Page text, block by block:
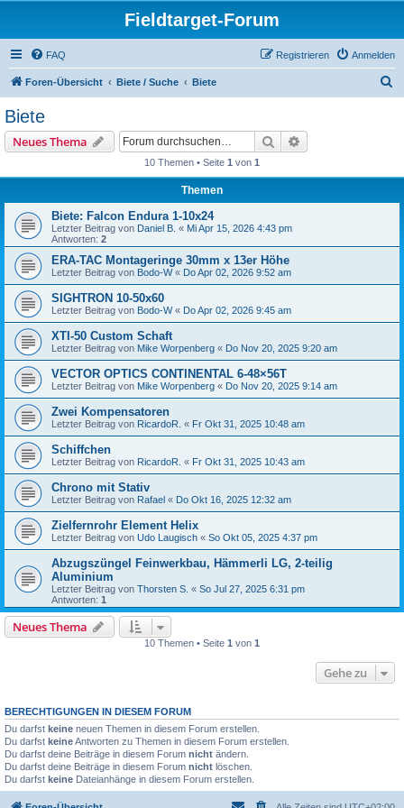
Fieldtarget-Forum
FAQ Anmelden
Registrieren
Foren-Übersicht Biete / Suche Biete
Biete
Neues Thema Suche
10 Themen • Seite 1 von 1
Themen
Biete: Falcon Endura 1-10x24
Letzter Beitrag von Daniel B. « Mi Apr 15, 2026 4:43 pm
Antworten: 2
ERA-TAC Montageringe 30mm x 13er Höhe
Letzter Beitrag von Bodo-W« Do Apr 02, 2026 9:52 am
SIGHTRON 10-50x60
Letzter Beitrag von Bodo-W« Do Apr 02, 2026 9:45 am
XTI-50 Custom Schaft
Letzter Beitrag von Mike Worpenberg « Do Nov 20, 2025 9:20 am
VECTOR OPTICS CONTINENTAL 6-48×56T
Letzter Beitrag von Mike Worpenberg « Do Nov 20, 2025 9:14 am
Zwei Kompensatoren
Letzter Beitrag von RicardoR. « Fr Okt 31, 2025 10:48 am
Schiffchen
Letzter Beitrag von RicardoR. « Fr Okt 31, 2025 10:43 am
Chrono mit Stativ
Letzter Beitrag von Rafael « Do Okt 16, 2025 12:32 am
Zielfernrohr Element Helix
Letzter Beitrag von Udo Laugisch « So Okt 05, 2025 4:37 pm
Abzugszüngel Feinwerkbau, Hämmerli LG, 2-teilig
Aluminium
Letzter Beitrag von Thorsten S. « So Jul 27, 2025 6:31 pm
Antworten: 1
Neues Thema
10 Themen • Seite 1 von 1
Gehe zu
BERECHTIGUNGEN IN DIESEM FORUM
Du darfst keine neuen Themen in diesem Forum erstellen.
Du darfst keineAntworten zu Themen in diesem Forum erstellen.
Du darfst deine Beiträge in diesem Forum nicht ändern.
Du darfst deine Beiträge in diesem Forum nicht löschen.
Du darfst keine Dateianhänge in diesem Forum erstellen.